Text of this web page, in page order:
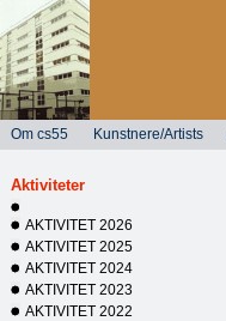
Om cs55 Kunstnere/Artists
Aktiviteter
AKTIVITET 2026
AKTIVITET 2025
AKTIVITET 2024
AKTIVITET 2023
AKTIVITET 2022